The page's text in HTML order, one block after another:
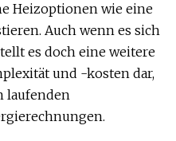
Heizoptionen wie eine
Auch wenn es sich
es doch eine weitere
und -kosten dar,
laufenden